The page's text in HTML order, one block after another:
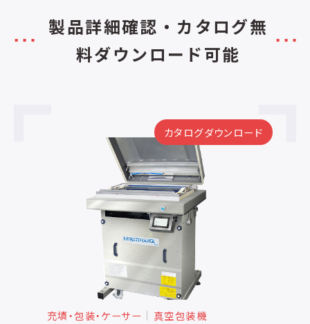
製品詳細確認・カタログ無
料ダウンロード可能
カタログダウンロード
充填・包装・ケーサー
真空包装機